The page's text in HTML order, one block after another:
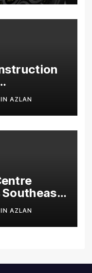
in
AZLAN
Southeast
to
AZLAN